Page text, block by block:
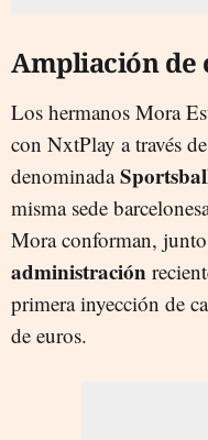
Ampliación de
Los hermanos Mora
con NxtPlay a través
denominada
misma sede
Mora conforman,
administración
primera inyección de
de euros.